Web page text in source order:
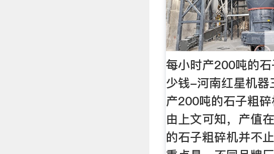
每小时产200吨的
少钱-河南红星机器
产200吨的石子粗
由上文可知，产值
的石子粗碎机并不